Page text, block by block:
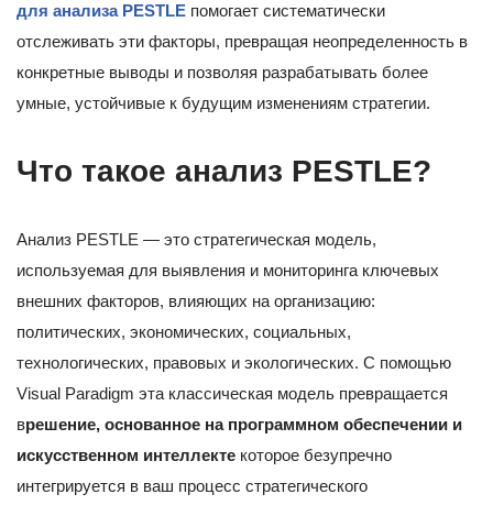
для анализа PESTLE помогает систематически
отслеживать эти факторы, превращая неопределенность в
конкретные выводы и позволяя разрабатывать более
умные, устойчивые к будущим изменениям стратегии.
Что такое анализ PESTLE?
Анализ PESTLE — это стратегическая модель,
используемая для выявления и мониторинга ключевых
внешних факторов, влияющих на организацию:
политических, экономических, социальных,
технологических, правовых и экологических. С помощью
Visual Paradigm эта классическая модель превращается
врешение, основанное на программном обеспечении и
искусственном интеллекте которое безупречно
интегрируется в ваш процесс стратегического